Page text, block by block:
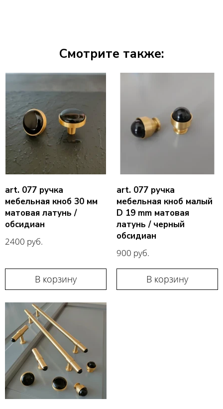
Смотрите также:
art. 077 ручка
мебельная кноб 30 мм
матовая латунь /
обсидиан
2400 руб.
В корзину
art. 077 ручка
мебельная кноб малый
D 19 mm матовая
латунь / черный
обсидиан
900 руб.
В корзину